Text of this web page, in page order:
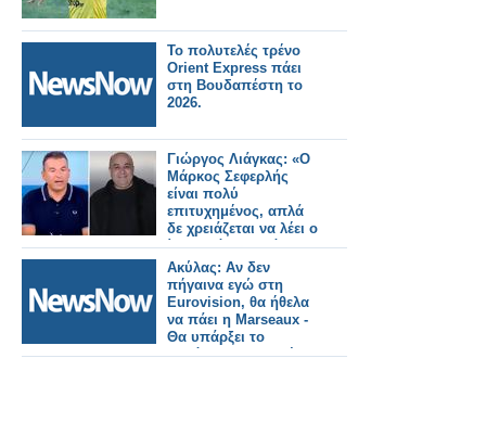
Το πολυτελές τρένο
Orient Express πάει
στη Βουδαπέστη το
2026.
Γιώργος Λιάγκας: «Ο
Μάρκος Σεφερλής
είναι πολύ
επιτυχημένος, απλά
δε χρειάζεται να λέει ο
ίδιος πόσο καλά
πάει»
Ακύλας: Αν δεν
πήγαινα εγώ στη
Eurovision, θα ήθελα
να πάει η Marseaux -
Θα υπάρξει το
χειλόφωνο στη Βιέννη